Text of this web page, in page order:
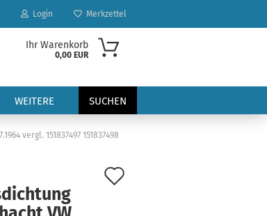
Login Merkzettel
Ihr Warenkorb
0,00 EUR
SUCHEN
WEITERE
vergl. 151837497 151837498